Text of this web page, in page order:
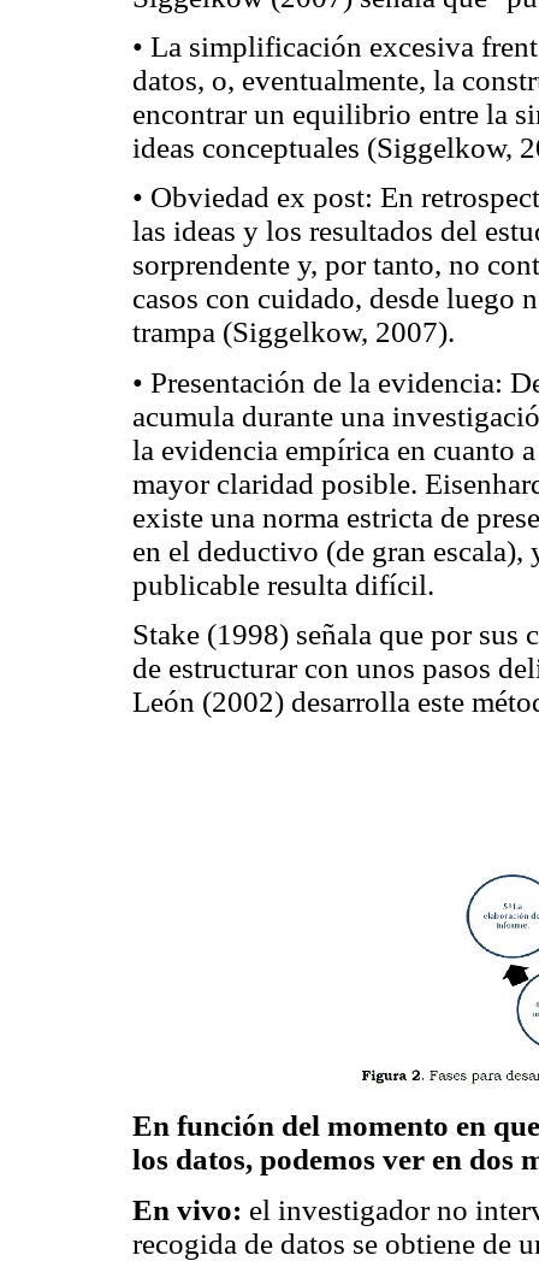
• La simplificación excesiva
datos, o, eventualmente, la
encontrar un equilibrio entre la
ideas conceptuales (Siggelkow,
• Obviedad ex post: En
las ideas y los resultados del
sorprendente y, por tanto, no
casos con cuidado, desde luego
trampa (Siggelkow, 2007).
• Presentación de la evidencia:
acumula durante una
la evidencia empírica en cuanto
mayor claridad posible.
existe una norma estricta de
en el deductivo (de gran
publicable resulta difícil.
Stake (1998) señala que por sus
de estructurar con unos pasos
León (2002) desarrolla este
En función del momento en
los datos, podemos ver en dos
En vivo: el investigador no
recogida de datos se obtiene de